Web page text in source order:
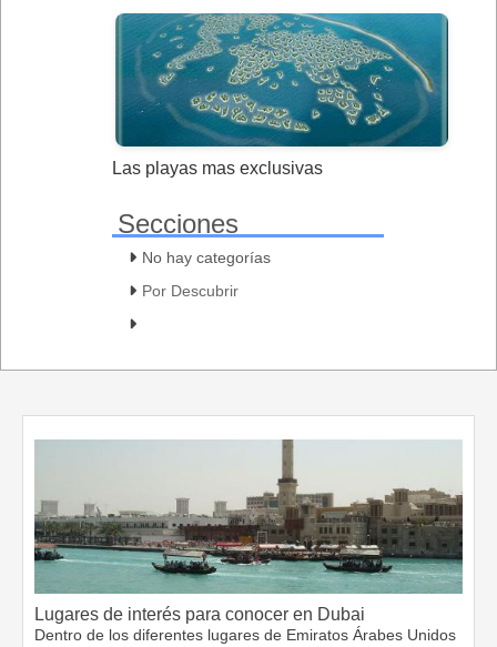
Las playas mas exclusivas
Secciones
No hay categorías
Por Descubrir
Lugares de interés para conocer en Dubai
Dentro de los diferentes lugares de Emiratos Árabes Unidos